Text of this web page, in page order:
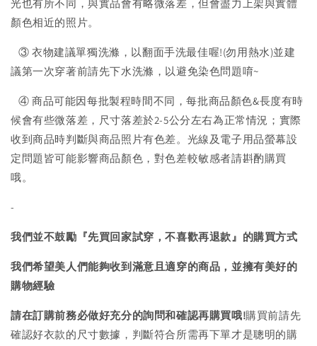
光也有所不同，與實品會有略微落差，但會盡力上架與實體
顏色相近的照片。
③ 衣物建議單獨洗滌，以翻面手洗最佳喔!(勿用熱水)並建
議第一次穿著前請先下水洗滌，以避免染色問題唷~
④ 商品可能因每批製程時間不同，每批商品顏色&長度有時
候會有些微落差，尺寸落差於2-5公分左右為正常情況；實際
收到商品時判斷與商品照片有色差。光線及電子用品螢幕設
定問題皆可能影響商品顏色，對色差較敏感者請斟酌購買
哦。
-
我們並不鼓勵『先買回家試穿，不喜歡再退款』的購買方式
我們希望美人們能夠收到滿意且適穿的商品，並擁有美好的
購物經驗
請在訂購前務必做好充分的詢問和確認再購買哦!購買前請先
確認好衣款的尺寸數據，判斷符合所需再下單才是聰明的購